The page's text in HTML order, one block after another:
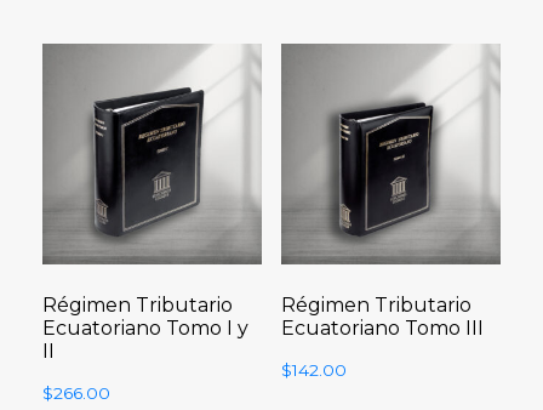
Régimen Tributario
Ecuatoriano Tomo I y
II
$266.00
Régimen Tributario
Ecuatoriano Tomo III
$142.00